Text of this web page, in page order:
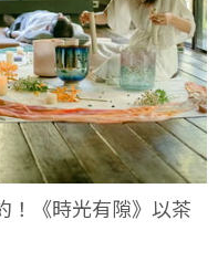
！《時光有隙》以茶